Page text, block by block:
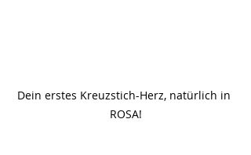
Dein erstes Kreuzstich-Herz, natürlich in
ROSA!